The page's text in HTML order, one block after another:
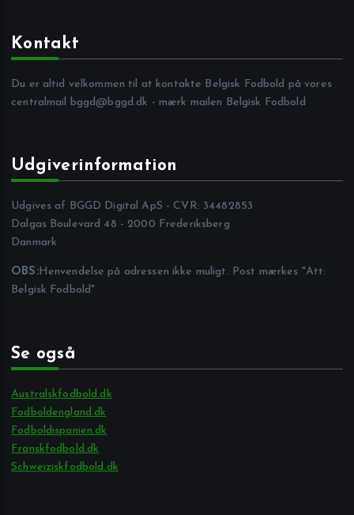
Kontakt
Du er altid velkommen til at kontakte Belgisk Fodbold på vores
centralmail
bggd@bggd.dk - mærk mailen Belgisk Fodbold
Udgiverinformation
Udgives af BGGD Digital ApS - CVR: 34482853
Dalgas Boulevard 48 - 2000 Frederiksberg
Danmark
OBS:Henvendelse på adressen ikke muligt. Post mærkes "Att:
Belgisk Fodbold"
Se også
Australskfodbold.dk
Fodboldengland.dk
Fodboldispanien.dk
Franskfodbold.dk
Schweiziskfodbold.dk